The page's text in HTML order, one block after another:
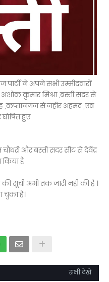
ने अपने सभी उम्मीदवारों
कुमार मिश्रा ,बस्ती सदर से
,कप्तानगंज से जहीर अहमद ,एवं
घोषित हुए
और बस्ती सदर सीट से देवेंद्र
किया है
की सूची अभी तक जारी नही की है ।
है।
सभी देखें